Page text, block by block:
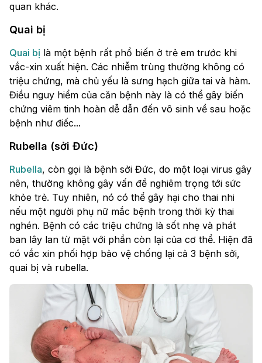
quan khác.
Quai bị
Quai bị là một bệnh rất phổ biến ở trẻ em trước khi
vắc-xin xuất hiện. Các nhiễm trùng thường không có
triệu chứng, mà chủ yếu là sưng hạch giữa tai và hàm.
Điều nguy hiểm của căn bệnh này là có thể gây biến
chứng viêm tinh hoàn dễ dẫn đến vô sinh về sau hoặc
bệnh như điếc...
Rubella (sởi Đức)
Rubella, còn gọi là bệnh sởi Đức, do một loại virus gây
nên, thường không gây vấn đề nghiêm trọng tới sức
khỏe trẻ. Tuy nhiên, nó có thể gây hại cho thai nhi
nếu một người phụ nữ mắc bệnh trong thời kỳ thai
nghén. Bệnh có các triệu chứng là sốt nhẹ và phát
ban lây lan từ mặt với phần còn lại của cơ thể. Hiện đã
có vắc xin phối hợp bảo vệ chống lại cả 3 bệnh sởi,
quai bị và rubella.